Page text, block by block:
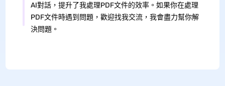
AI對話，提升了我處理PDF文件的效率。如果你在處理
PDF文件時遇到問題，歡迎找我交流，我會盡力幫你解
決問題。